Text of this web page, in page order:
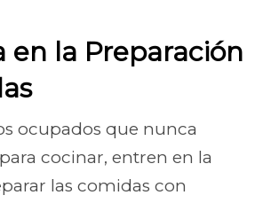
en la Preparación
ocupados que nunca
cocinar, entren en la
las comidas con